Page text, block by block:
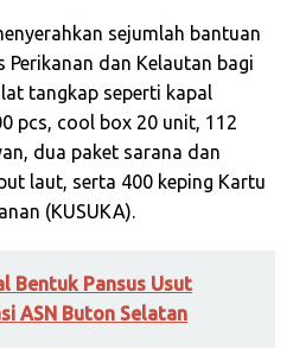
sejumlah bantuan
dan Kelautan bagi
tangkap seperti kapal
pcs, cool box 20 unit, 112
dua paket sarana dan
laut, serta 400 keping Kartu
(KUSUKA).
Bentuk Pansus Usut
ASN Buton Selatan